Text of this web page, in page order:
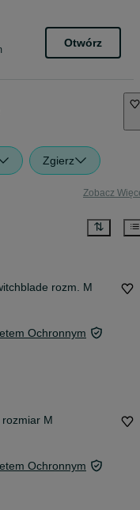
Otwórz
Zgierz
Zobacz
rozm. M
Ochronnym
M
Ochronnym